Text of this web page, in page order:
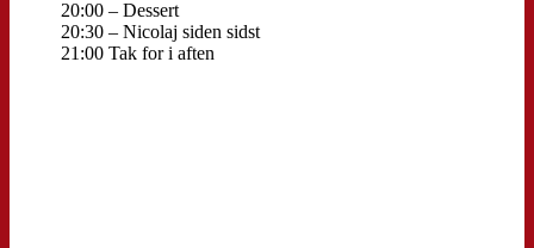
20:00 – Dessert
20:30 – Nicolaj siden sidst
21:00 Tak for i aften